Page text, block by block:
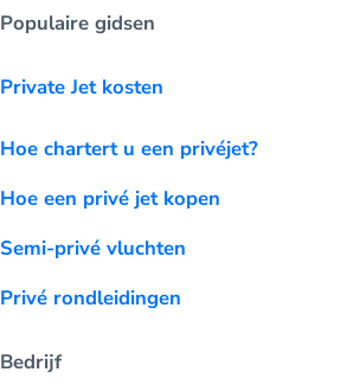
Populaire gidsen
Private Jet kosten
Hoe chartert u een privéjet?
Hoe een privé jet kopen
Semi-privé vluchten
Privé rondleidingen
Bedrijf